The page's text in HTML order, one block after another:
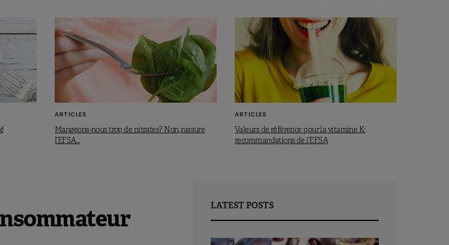
ARTICLES
Mangeons-nous trop de nitrates? Non, rassure
l’EFSA…
ARTICLES
Valeurs de référence pour la vitamine K:
recommandations de l’EFSA
LATEST POSTS